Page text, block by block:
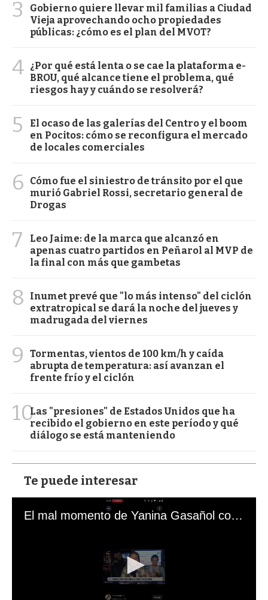
3
Gobierno quiere llevar mil familias a Ciudad
Vieja aprovechando ocho propiedades
públicas: ¿cómo es el plan del MVOT?
4 ¿Por qué está lenta o se cae la plataforma e-
BROU, qué alcance tiene el problema, qué
riesgos hay y cuándo se resolverá?
5
El ocaso de las galerías del Centro y el boom
en Pocitos: cómo se reconfigura el mercado
de locales comerciales
6
Cómo fue el siniestro de tránsito por el que
murió Gabriel Rossi, secretario general de
Drogas
7
Leo Jaime: de la marca que alcanzó en
apenas cuatro partidos en Peñarol al MVP de
la final con más que gambetas
8
Inumet prevé que "lo más intenso" del ciclón
extratropical se dará la noche del jueves y
madrugada del viernes
9
Tormentas, vientos de 100 km/h y caída
abrupta de temperatura: así avanzan el
frente frío y el ciclón
10Las "presiones" de Estados Unidos que ha
recibido el gobierno en este período y qué
diálogo se está manteniendo
Te puede interesar
El mal momento de Yanina Gasañol con un hincha argentino en "Subrayado"